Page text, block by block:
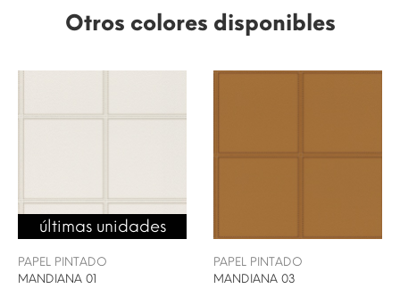
Otros colores disponibles
últimas unidades
PAPEL PINTADO
MANDIANA 01
PAPEL PINTADO
MANDIANA 03